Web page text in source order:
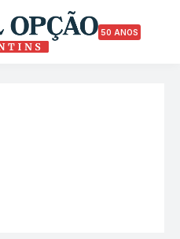
50 ANOS